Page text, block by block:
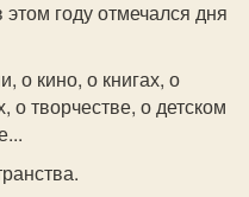
году отмечался дня
о кино, о книгах, о
о творчестве, о детском